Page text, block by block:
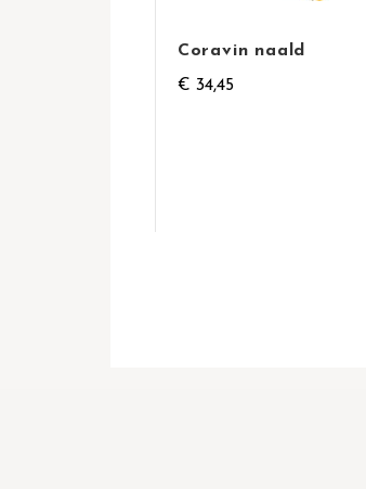
Coravin naald
€ 34,45